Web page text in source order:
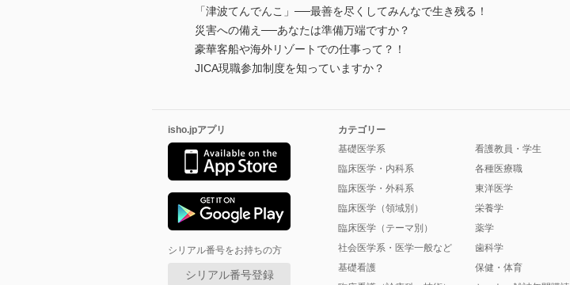
「津波てんでんこ」──最善を尽くしてみんなで生き残る！
災害への備え──あなたは準備万端ですか？
豪華客船や海外リゾートでの仕事って？！
JICA現職参加制度を知っていますか？
isho.jpアプリ
シリアル番号をお持ちの方
シリアル番号登録
カテゴリー
基礎医学系
臨床医学・内科系
臨床医学・外科系
臨床医学（領域別）
臨床医学（テーマ別）
社会医学系・医学一般など
基礎看護
看護教員・学生
各種医療職
東洋医学
栄養学
薬学
歯科学
保健・体育